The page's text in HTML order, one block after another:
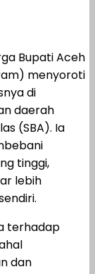
Bupati Aceh
menyoroti
di
daerah
(SBA). Ia
tinggi,
lebih
terhadap
dan